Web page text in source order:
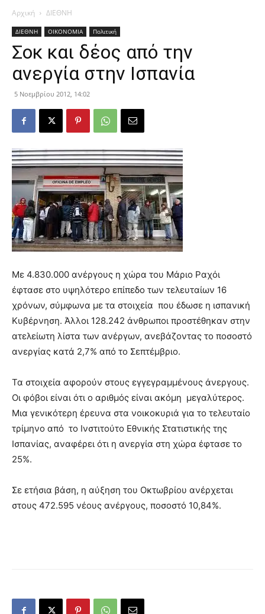
Αρχική ΔΙΕΘΝΗ
ΔΙΕΘΝΗ ΟΙΚΟΝΟΜΙΑ Πολιτική
Σοκ και δέος από την
ανεργία στην Ισπανία
5 Νοεμβρίου 2012, 14:02
Με 4.830.000 ανέργους η χώρα του Μάριο Ραχόι
έφτασε στο υψηλότερο επίπεδο των τελευταίων 16
χρόνων, σύμφωνα με τα στοιχεία που έδωσε η ισπανική
Κυβέρνηση. Άλλοι 128.242 άνθρωποι προστέθηκαν στην
ατελείωτη λίστα των ανέργων, ανεβάζοντας το ποσοστό
ανεργίας κατά 2,7% από το Σεπτέμβριο.
Τα στοιχεία αφορούν στους εγγεγραμμένους άνεργους.
Οι φόβοι είναι ότι ο αριθμός είναι ακόμη μεγαλύτερος.
Μια γενικότερη έρευνα στα νοικοκυριά για το τελευταίο
τρίμηνο από το Ινστιτούτο Εθνικής Στατιστικής της
Ισπανίας, αναφέρει ότι η ανεργία στη χώρα έφτασε το
25%.
Σε ετήσια βάση, η αύξηση του Οκτωβρίου ανέρχεται
στους 472.595 νέους ανέργους, ποσοστό 10,84%.